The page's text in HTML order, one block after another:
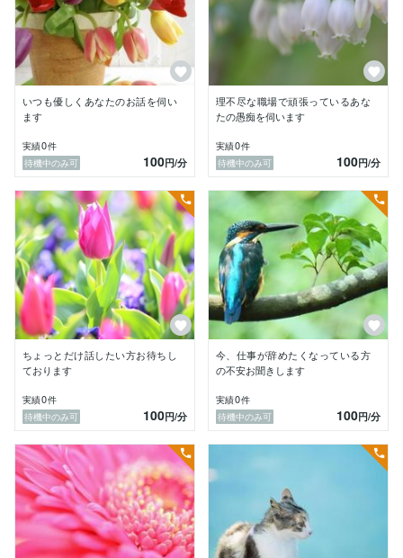
叫びたくなるほど辛くても1人耐えることで
なんとか均衡を保っていました。
でも、体が悲鳴をあげはじめます。
どうしようもなくなり、思い切って電話相談を利用し
自分の現状や、そのときの気持ち、今どう感じているか
を
何度も、辛くなったら話すことを繰り返すうちに、
やがて心の整理もつき、自信を取り戻す糸口がみつか
り、
辛いループから抜け出すことができました。
悩みの渦中にいる時は、冷静に自分をみつめることなど
できないのです。
誰かに肯定し、共感してもらうだけでも心が落ち着きま
す。
心から誰かのお役に立ちたい、話すだけでも楽になるこ
とを知っているので、その人が良くなるようにと心から
願いながら、優しく聞いて差し上げたい！
一人で悩む苦しさを知っている私だからこそ
心から応援することができると思っています。
ことが
出品するきっかけです。
色々と悩みながら、立ち直り、また悩むを繰り返しなが
ら、
今が一番自分らしく生きれています。
いつも優しくあなたのお話を伺い
ます
実績0件
待機中のみ可
100円/分
理不尽な職場で頑張っているあな
たの愚痴を伺います
実績0件
待機中のみ可
100円/分
ちょっとだけ話したい方お待ちし
ております
実績0件
待機中のみ可
100円/分
今、仕事が辞めたくなっている方
の不安お聞きします
実績0件
待機中のみ可
100円/分